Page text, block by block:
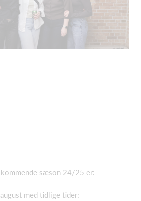
sæson 24/25 er:
med tidlige tider: